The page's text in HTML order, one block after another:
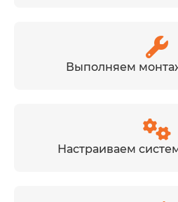
Выполняем
Настраиваем